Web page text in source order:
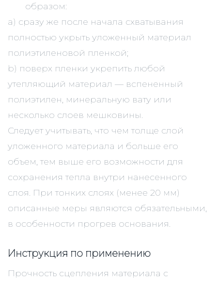
образом:
a) сразу же после начала схватывания
полностью укрыть уложенный материал
полиэтиленовой пленкой;
b) поверх пленки укрепить любой
утепляющий материал — вспененный
полиэтилен, минеральную вату или
несколько слоев мешковины.
Следует учитывать, что чем толще слой
уложенного материала и больше его
объем, тем выше его возможности для
сохранения тепла внутри нанесенного
слоя. При тонких слоях (менее 20 мм)
описанные меры являются обязательными,
в особенности прогрев основания.
Инструкция по применению
Прочность сцепления материала с